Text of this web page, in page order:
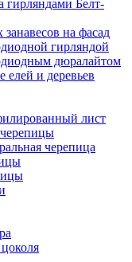
гирляндами Белт-
на фасад
гирляндой
дюралайтом
елей и деревьев
лист
черепица